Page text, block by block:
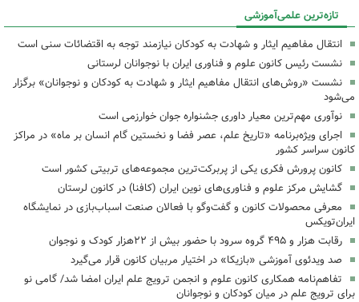
تازه‌ترین علمی‌آموزشی
انتقال مفاهیم ایثار و شهادت به کودکان نیازمند توجه به اقتضائات سنی است
نشست رئیس کانون علوم و فناوری ایران با نوجوانان لرستانی
نشست «روش‌های انتقال مفاهیم ایثار و شهادت به کودکان و نوجوانان» برگزار
می‌شود
نوآوری مهم‌ترین معیار داوری جشنواره جوان خوارزمی است
اجرای ویژه‌برنامه «تاریخ علم، عصر فضا و نخستین گام انسان بر ماه» در مراکز
کانون سراسر کشور
کانون پرورش فکری یکی از پربرکت‌ترین مجموعه‌های تربیتی کشور است
گشایش مرکز علوم و فناوری‌های نوین ایران (کافنا) در کانون لرستان
معرفی محصولات کانون و گفت‌وگو با فعالان صنعت اسباب‌بازی در نمایشگاه
ایران‌تویکس
رقابت هزار و ۴۹۵ گروه سرود با حضور بیش از ۲۲هزار کودک و نوجوان
‌صد ویدئوی آموزشی «بازیکا» در اختیار مربیان کانون قرار می‌گیرد
تفاهم‌نامه همکاری کانون علوم و انجمن ترویج علم ایران امضا شد/ گامی نو
برای ترویج علم در میان کودکان و نوجوانان